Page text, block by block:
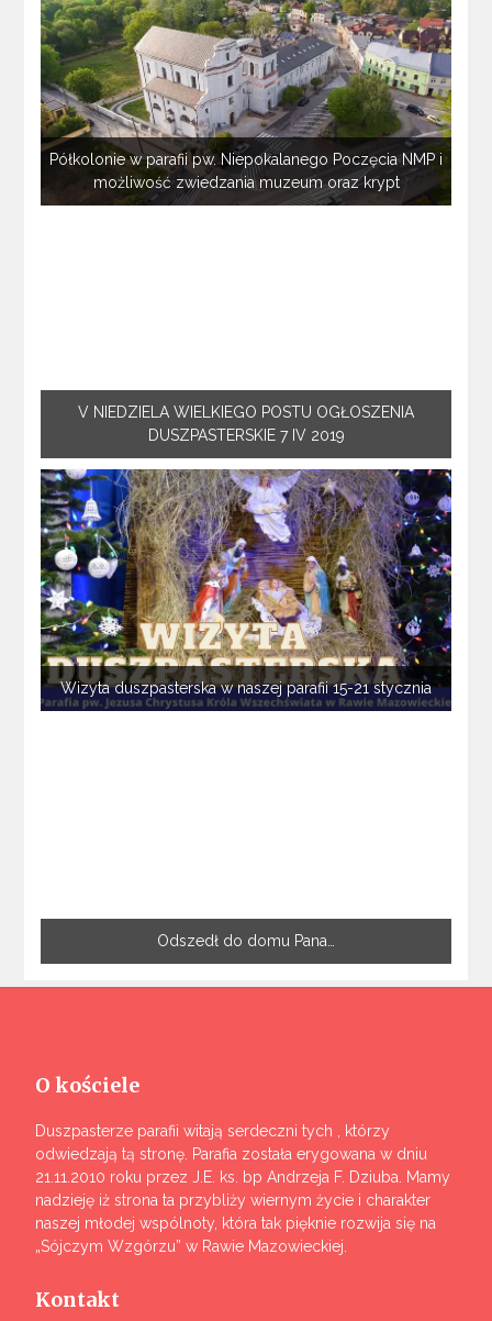
Półkolonie w parafii pw. Niepokalanego Poczęcia NMP i
możliwość zwiedzania muzeum oraz krypt
V NIEDZIELA WIELKIEGO POSTU OGŁOSZENIA
DUSZPASTERSKIE 7 IV 2019
Wizyta duszpasterska w naszej parafii 15-21 stycznia
Odszedł do domu Pana…
O kościele
Duszpasterze parafii witają serdeczni tych , którzy
odwiedzają tą stronę. Parafia została erygowana w dniu
21.11.2010 roku przez J.E. ks. bp Andrzeja F. Dziuba. Mamy
nadzieję iż strona ta przybliży wiernym życie i charakter
naszej młodej wspólnoty, która tak pięknie rozwija się na
„Sójczym Wzgórzu” w Rawie Mazowieckiej.
Kontakt